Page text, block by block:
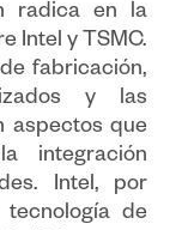
radica en la
Intel y TSMC.
fabricación,
y las
aspectos que
integración
Intel, por
de